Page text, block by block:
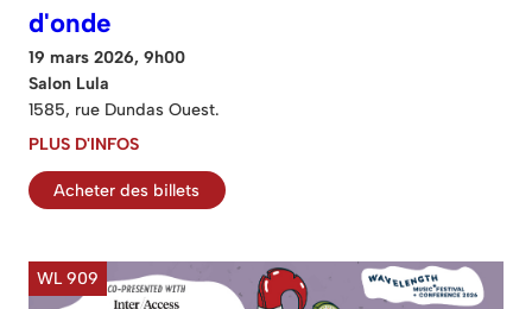
d'onde
19 mars 2026, 9h00
Salon Lula
1585, rue Dundas Ouest.
PLUS D'INFOS
Acheter des billets
WL 909